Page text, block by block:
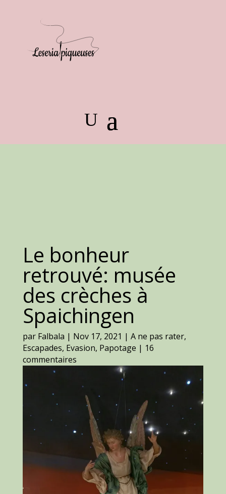
Le bonheur
retrouvé: musée
des crèches à
Spaichingen
par Falbala | Nov 17, 2021 | A ne pas rater,
Escapades, Evasion, Papotage | 16
commentaires